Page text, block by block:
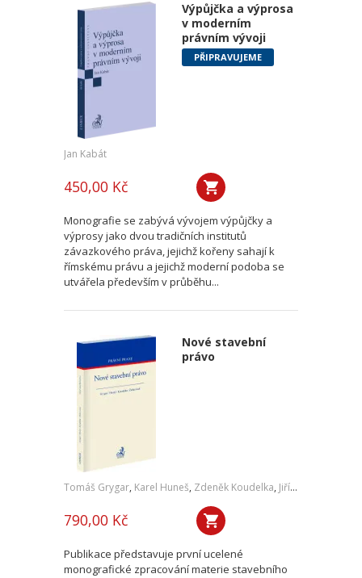
Výpůjčka a výprosa
v moderním
právním vývoji
PŘIPRAVUJEME
Jan Kabát
450,00 Kč
Monografie se zabývá vývojem výpůjčky a
výprosy jako dvou tradičních institutů
závazkového práva, jejichž kořeny sahají k
římskému právu a jejichž moderní podoba se
utvářela především v průběhu...
Nové stavební
právo
Tomáš Grygar, Karel Huneš, Zdeněk Koudelka, Jiří Zicha
790,00 Kč
Publikace představuje první ucelené
monografické zpracování materie stavebního